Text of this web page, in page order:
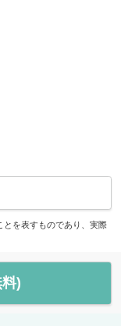
を表すものであり、実際
)